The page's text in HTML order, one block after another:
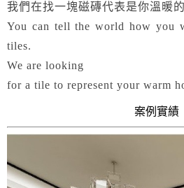
我們在找一塊磁磚代表是你溫暖
You can tell the world how you
tiles.
We are looking
for a tile to represent your warm
案例實績